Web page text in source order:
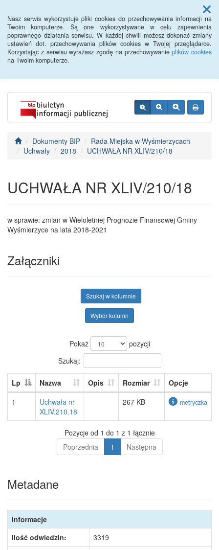
Nasz serwis wykorzystuje pliki cookies do przechowywania informacji na
Twoim komputerze. Są one wykorzystywane w celu zapewnienia
poprawnego działania serwisu. W każdej chwili możesz dokonać zmiany
ustawień dot. przechowywania plików cookies w Twojej przeglądarce.
Korzystając z serwisu wyrażasz zgodę na przechowywanieplików cookies
na Twoim komputerze.
Menu
BIP - Urząd Miejski
Wyśmierzyce
Dokumenty BIP
Rada Miejska w Wyśmierzycach
Uchwały
2018 UCHWAŁA NR XLIV/210/18
UCHWAŁA NR XLIV/210/18
w sprawie: zmian w Wieloletniej Prognozie Finansowej Gminy
Wyśmierzyce na lata 2018-2021
Załączniki
Szukaj w kolumnie
Wybór kolumn
Pokaż
pozycji
Szukaj:
Lp Nazwa Opis Rozmiar
Opcje
1
Uchwała nr
XLIV.210.18
267 KB metryczka
Pozycje od 1 do 1 z 1 łącznie
Poprzednia
1 Następna
Metadane
Informacje
Ilość odwiedzin:
3319